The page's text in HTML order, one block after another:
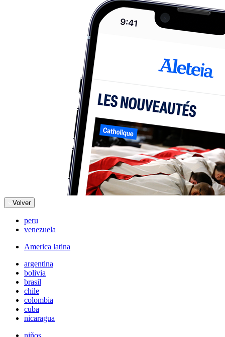
Volver
peru
venezuela
America latina
argentina
bolivia
brasil
chile
colombia
cuba
nicaragua
niños